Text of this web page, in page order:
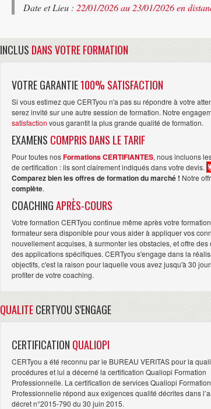
Date et Lieu : 22/01/2026 au 23/01/2026 en
INCLUS DANS VOTRE FORMATION
VOTRE GARANTIE100% SATISFACTION
Si vous estimez que CERTyou n'a pas su répondre à votre
serez invité sur une autre session de formation. Notre
satisfaction vous garantit la plus grande qualité de formation.
EXAMENS COMPRIS DANS LE TARIF
Pour toutes nosFormations CERTIFIANTES, nous incluons
de certification : ils sont clairement indiqués dans votre devis.
Comparez bien les offres de formation du marché ! Notre
complète.
COACHINGAPRÈS-COURS
Votre formation CERTyou continue même après votre
formateur sera disponible pour vous aider à appliquer vos
nouvellement acquises, à surmonter les obstacles, et offre des
des applications spécifiques. CERTyou s'engage dans la
objectifs, c'est la raison pour laquelle vous avez jusqu'à 30
profiter de votre coaching.
QUALITECERTYOU S'ENGAGE
CERTIFICATION QUALIOPI
CERTyou a été reconnu par le BUREAU VERITAS pour la
procédures et lui a décerné la certification Qualiopi Formation
Professionnelle. La certification de services Qualiopi Formation
Professionnelle répond aux exigences qualité décrites dans
décret n°2015-790 du 30 juin 2015.